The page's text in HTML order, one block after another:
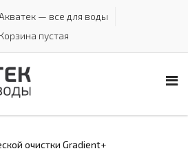
— все для воды
Корзина пустая
очистки Gradient+